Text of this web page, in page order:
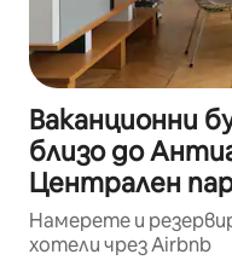
Ваканционни
близо до
Централен
Намерете и
хотели чрез Airbnb